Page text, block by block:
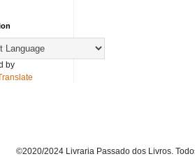
by
©2020/2024 Livraria Passado dos Livros.